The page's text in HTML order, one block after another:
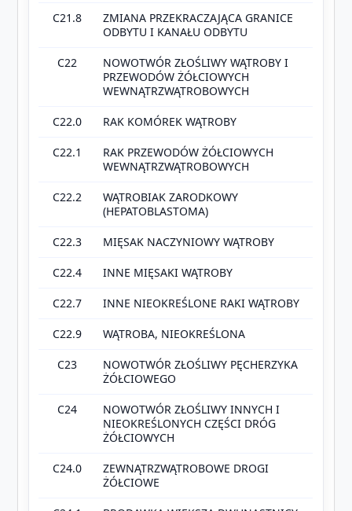
C21.8
ZMIANA PRZEKRACZAJĄCA GRANICE
ODBYTU I KANAŁU ODBYTU
C22
NOWOTWÓR ZŁOŚLIWY WĄTROBY I
PRZEWODÓW ŻÓŁCIOWYCH
WEWNĄTRZWĄTROBOWYCH
C22.0 RAK KOMÓREK WĄTROBY
C22.1
RAK PRZEWODÓW ŻÓŁCIOWYCH
WEWNĄTRZWĄTROBOWYCH
C22.2
WĄTROBIAK ZARODKOWY
(HEPATOBLASTOMA)
C22.3 MIĘSAK NACZYNIOWY WĄTROBY
C22.4 INNE MIĘSAKI WĄTROBY
C22.7 INNE NIEOKREŚLONE RAKI WĄTROBY
C22.9 WĄTROBA, NIEOKREŚLONA
C23
NOWOTWÓR ZŁOŚLIWY PĘCHERZYKA
ŻÓŁCIOWEGO
C24
NOWOTWÓR ZŁOŚLIWY INNYCH I
NIEOKREŚLONYCH CZĘŚCI DRÓG
ŻÓŁCIOWYCH
C24.0
ZEWNĄTRZWĄTROBOWE DROGI
ŻÓŁCIOWE